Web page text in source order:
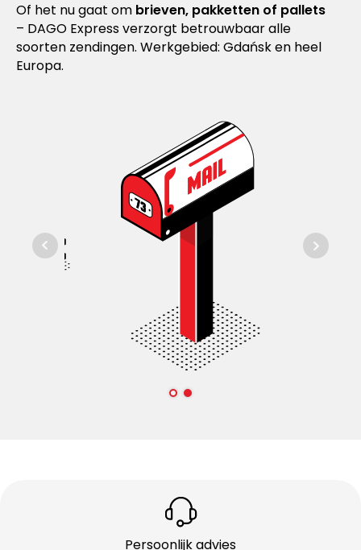
Of het nu gaat om brieven, pakketten of pallets
– DAGO Express verzorgt betrouwbaar alle
soorten zendingen. Werkgebied: Gdańsk en heel
Europa.
Persoonlijk advies